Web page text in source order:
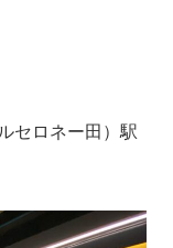
セロネー田）駅